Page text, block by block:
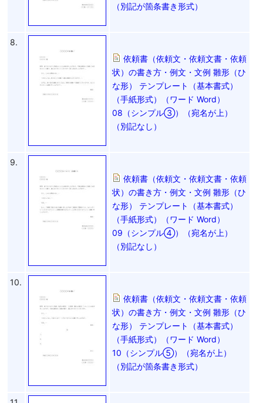
（別記が箇条書き形式）
8.
依頼書（依頼文・依頼文書・依頼
状）の書き方・例文・文例 雛形（ひ
な形） テンプレート（基本書式）
（手紙形式）（ワード Word）
08（シンプル③）（宛名が上）
（別記なし）
9.
依頼書（依頼文・依頼文書・依頼
状）の書き方・例文・文例 雛形（ひ
な形） テンプレート（基本書式）
（手紙形式）（ワード Word）
09（シンプル④）（宛名が上）
（別記なし）
10.
依頼書（依頼文・依頼文書・依頼
状）の書き方・例文・文例 雛形（ひ
な形） テンプレート（基本書式）
（手紙形式）（ワード Word）
10（シンプル⑤）（宛名が上）
（別記が箇条書き形式）